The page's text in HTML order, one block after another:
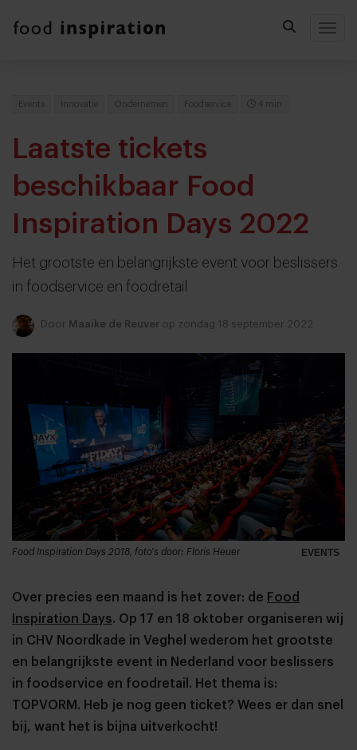
Events Innovatie Ondernemen Foodservice 4 min
Laatste tickets
beschikbaar Food
Inspiration Days 2022
Het grootste en belangrijkste event voor beslissers
in foodservice en foodretail
Door Maaike de Reuver op zondag 18 september 2022
EVENTS
Food Inspiration Days 2018, foto's door: Floris Heuer
Over precies een maand is het zover: de Food
Inspiration Days. Op 17 en 18 oktober organiseren wij
in CHV Noordkade in Veghel wederom het grootste
en belangrijkste event in Nederland voor beslissers
in foodservice en foodretail. Het thema is:
TOPVORM. Heb je nog geen ticket? Wees er dan snel
bij, want het is bijna uitverkocht!